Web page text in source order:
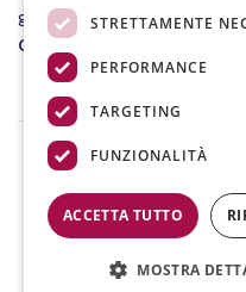
garantiti al 100%. Nel
CREDITO
©2024 FIASCHETTERIA
00899340244 -
STRETTAMENTE
PERFORMANCE
TARGETING
FUNZIONALITÀ
ACCETTA TUTTO
MOSTRA